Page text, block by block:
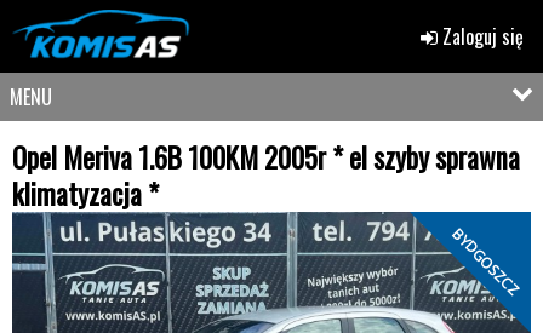
Zaloguj się
MENU
Opel Meriva 1.6B 100KM 2005r * el szyby sprawna
klimatyzacja *
BYDGOSZCZ